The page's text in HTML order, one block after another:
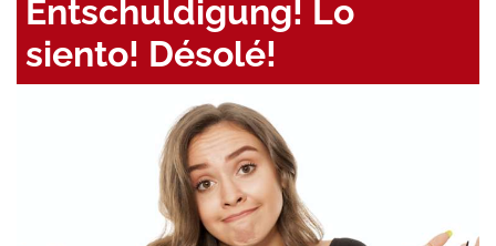
Entschuldigung! Lo
siento! Désolé!